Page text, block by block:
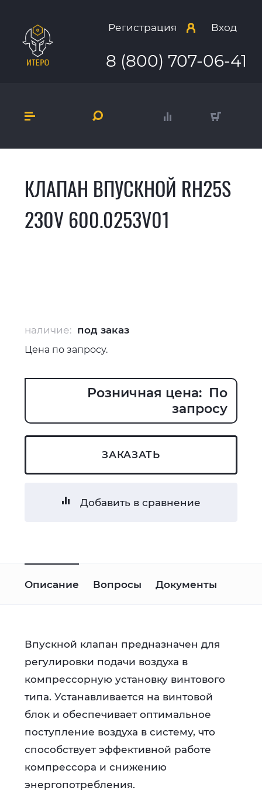
Регистрация Вход
8 (800) 707-06-41
КЛАПАН ВПУСКНОЙ RH25S
230V 600.0253V01
наличие: под заказ
Цена по запросу.
Розничная цена: По
запросу
ЗАКАЗАТЬ
Добавить в сравнение
Описание Вопросы Документы
Впускной клапан предназначен для
регулировки подачи воздуха в
компрессорную установку винтового
типа. Устанавливается на винтовой
блок и обеспечивает оптимальное
поступление воздуха в систему, что
способствует эффективной работе
компрессора и снижению
энергопотребления.